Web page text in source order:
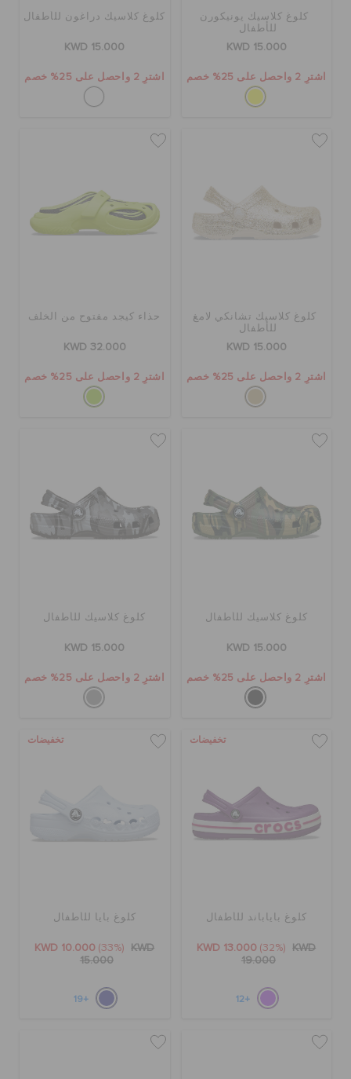
كلوغ كلاسيك يونيكورن
للأطفال
KWD 15.000
اشترِ 2 واحصل على 25% خصم
كلوغ كلاسيك دراغون للأطفال
KWD 15.000
اشترِ 2 واحصل على 25% خصم
كلوغ كلاسيك تشانكي لامغ
للأطفال
KWD 15.000
اشترِ 2 واحصل على 25% خصم
حذاء كيجد مفتوح من الخلف
KWD 32.000
اشترِ 2 واحصل على 25% خصم
كلوغ كلاسيك للأطفال
KWD 15.000
اشترِ 2 واحصل على 25% خصم
كلوغ كلاسيك للأطفال
KWD 15.000
اشترِ 2 واحصل على 25% خصم
تخفيضات
كلوغ باياباند للأطفال
KWD 13.000 (32%)
KWD
19.000
+12
تخفيضات
كلوغ بايا للأطفال
KWD 10.000 (33%)
KWD
15.000
+19